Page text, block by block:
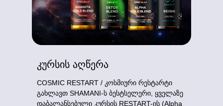
კურსის აღწერა
COSMIC RESTART / კოსმიური რესტარტი
გახლავთ SHAMANI-ს ბესტსელერი, ყველაზე
დაბალანსებული კურსის RESTART-ის (Alpha